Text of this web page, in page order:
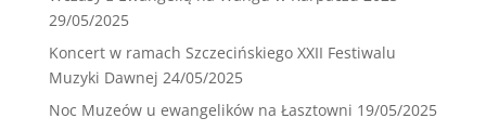
29/05/2025
Koncert w ramach Szczecińskiego XXII Festiwalu
Muzyki Dawnej 24/05/2025
Noc Muzeów u ewangelików na Łasztowni 19/05/2025